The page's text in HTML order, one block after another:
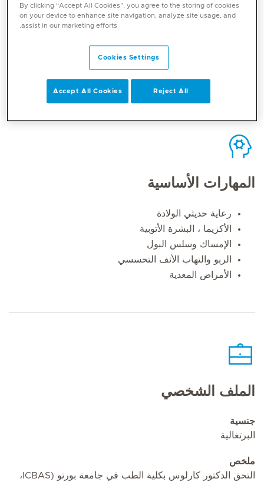
الاتصال
المهارات الأساسية
رعاية حديثي الولادة
الأكزيما ، البشرة الأتوبية
الإمساك وسلس البول
الربو والتهاب الأنف التحسسي
الأمراض المعدية
الملف الشخصي
جنسية
البرتغالية
ملخص
التحق الدكتور كارلوس بكلية الطب في جامعة بورتو (ICBAS،
By clicking “Accept All Cookies”, you agree to the storing of cookies
on your device to enhance site navigation, analyze site usage, and
assist in our marketing efforts.
Cookies Settings
Reject All
Accept All Cookies